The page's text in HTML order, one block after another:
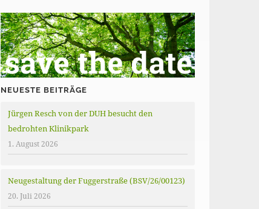
NEUESTE BEITRÄGE
Jürgen Resch von der DUH besucht den
bedrohten Klinikpark
1. August 2026
Neugestaltung der Fuggerstraße (BSV/26/00123)
20. Juli 2026